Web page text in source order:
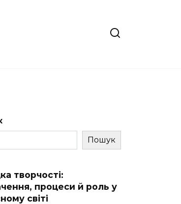
Пошук
творчості:
процеси й роль у
світі